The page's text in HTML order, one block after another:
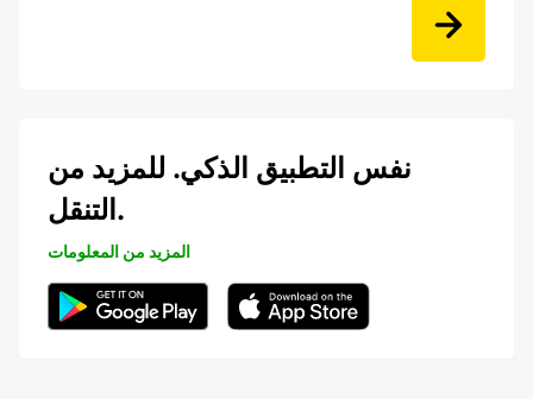
نفس التطبيق الذكي. للمزيد من
التنقل.
المزيد من المعلومات